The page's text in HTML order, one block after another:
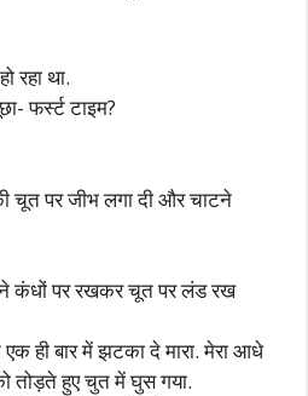
रहा था.
फर्स्ट टाइम?
पर जीभ लगा दी और चाटने
कंधों पर रखकर चूत पर लंड रख
ही बार में झटका दे मारा. मेरा आधे
हुए चुत में घुस गया.